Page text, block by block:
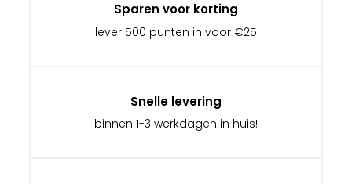
Sparen voor korting
lever 500 punten in voor €25
Snelle levering
binnen 1-3 werkdagen in huis!